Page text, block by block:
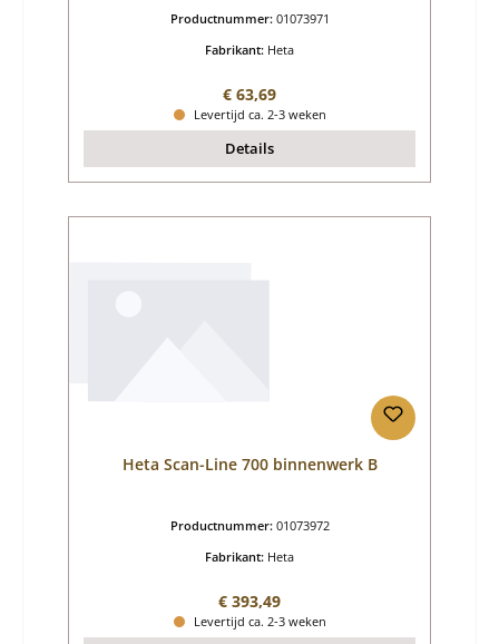
Productnummer: 01073971
Fabrikant: Heta
Normale prijs:
€ 63,69
Levertijd ca. 2-3 weken
Details
Heta Scan-Line 700 binnenwerk B
Productnummer: 01073972
Fabrikant: Heta
Normale prijs:
€ 393,49
Levertijd ca. 2-3 weken